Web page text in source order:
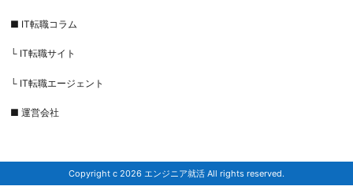
■ IT転職コラム
└ IT転職サイト
└ IT転職エージェント
■ 運営会社
Copyright c 2026 エンジニア就活 All rights reserved.